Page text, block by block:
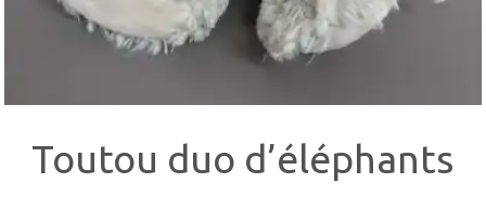
Toutou duo d’éléphants